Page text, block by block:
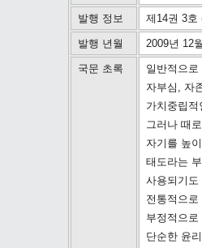
발행 정보 제14권 3호
발행 년월 2009년 12월
국문 초록
일반적으로
자부심, 자
가치중립
그러나 때
자기를 높
태도라는
사용되기도
전통적으로
부정적으
단순한 윤